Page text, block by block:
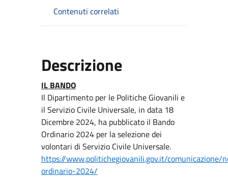
Contenuti correlati
Descrizione
IL BANDO
Il Dipartimento per le Politiche Giovanili e
il Servizio Civile Universale, in data 18
Dicembre 2024, ha pubblicato il Bando
Ordinario 2024 per la selezione dei
volontari di Servizio Civile Universale.
https://www.politichegiovanili.gov.it/
ordinario-2024/